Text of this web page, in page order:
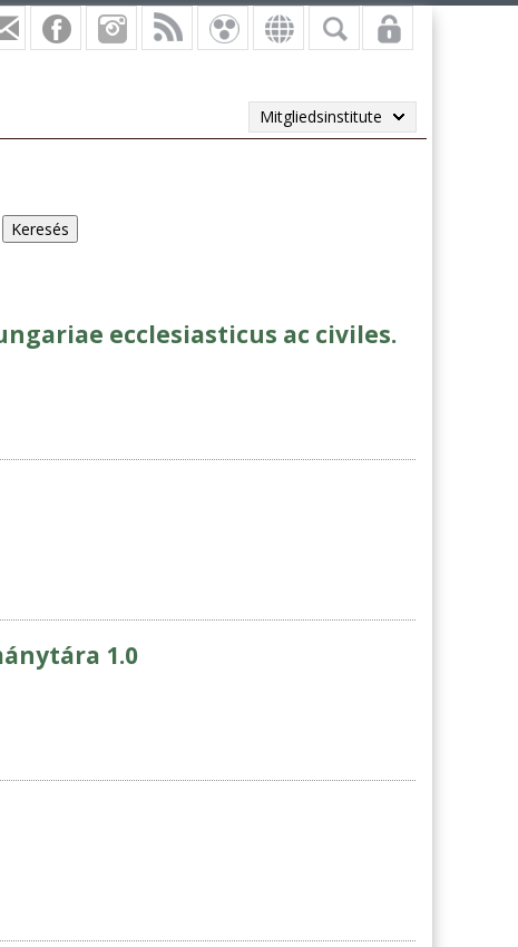
Mitgliedsinstitute
ecclesiasticus ac civiles.
1.0